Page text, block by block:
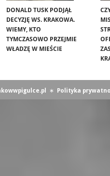
DONALD TUSK PODJĄŁ
DECYZJĘ WS. KRAKOWA.
WIEMY, KTO
TYMCZASOWO PRZEJMIE
WŁADZĘ W MIEŚCIE
∗ Polityka